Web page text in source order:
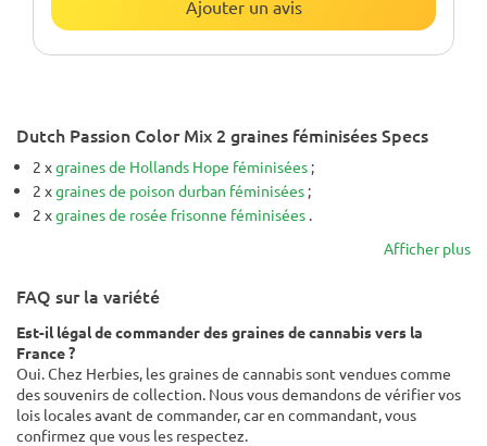
Ajouter un avis
Dutch Passion Color Mix 2 graines féminisées Specs
2 xgraines de Hollands Hope féminisées ;
2 xgraines de poison durban féminisées ;
2 xgraines de rosée frisonne féminisées .
Afficher plus
FAQ sur la variété
Est-il légal de commander des graines de cannabis vers la
France ?
Oui. Chez Herbies, les graines de cannabis sont vendues comme
des souvenirs de collection. Nous vous demandons de vérifier vos
lois locales avant de commander, car en commandant, vous
confirmez que vous les respectez.